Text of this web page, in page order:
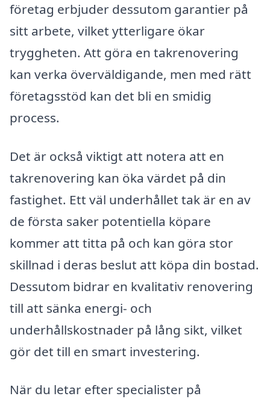
företag erbjuder dessutom garantier på
sitt arbete, vilket ytterligare ökar
tryggheten. Att göra en takrenovering
kan verka överväldigande, men med rätt
företagsstöd kan det bli en smidig
process.
Det är också viktigt att notera att en
takrenovering kan öka värdet på din
fastighet. Ett väl underhållet tak är en av
de första saker potentiella köpare
kommer att titta på och kan göra stor
skillnad i deras beslut att köpa din bostad.
Dessutom bidrar en kvalitativ renovering
till att sänka energi- och
underhållskostnader på lång sikt, vilket
gör det till en smart investering.
När du letar efter specialister på